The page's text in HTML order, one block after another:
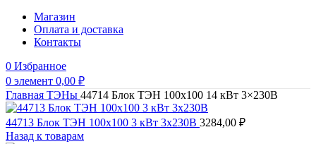
Магазин
Оплата и доставка
Контакты
0 Избранное
0 элемент 0,00 ₽
Главная ТЭНы 44714 Блок ТЭН 100х100 14 кВт 3×230В
44713 Блок ТЭН 100х100 3 кВт 3x230В 3284,00 ₽
Назад к товарам